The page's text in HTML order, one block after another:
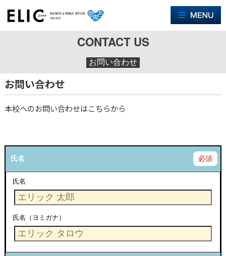
CONTACT US
お問い合わせ
お問い合わせ
本校へのお問い合わせはこちらから
氏名 必須
氏名
氏名（ヨミガナ）